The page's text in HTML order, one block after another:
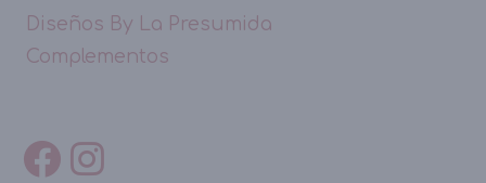
Diseños By La Presumida
Complementos